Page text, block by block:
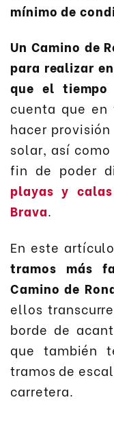
mínimo de
Un Camino de
para realizar
que el tiempo
cuenta que en
hacer
solar, así
fin de poder
playas y
Brava.
En este
tramos más
Camino de
ellos
borde de
que también
tramos de
carretera.